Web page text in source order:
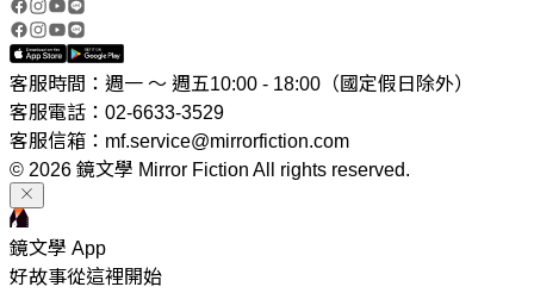
客服時間：週一 ～ 週五10:00 - 18:00（國定假日除外）
客服電話：02-6633-3529
客服信箱：mf.service@mirrorfiction.com
© 2026 鏡文學 Mirror Fiction All rights reserved.
鏡文學 App
好故事從這裡開始